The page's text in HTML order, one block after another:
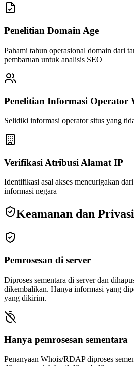
Penelitian Domain Age
Pahami tahun operasional domain dari
pembaruan untuk analisis SEO
Penelitian Informasi Operator
Selidiki informasi operator situs yang
Verifikasi Atribusi Alamat IP
Identifikasi asal akses mencurigakan
informasi negara
Keamanan dan Privasi
Pemrosesan di server
Diproses sementara di server dan
dikembalikan. Hanya informasi yang
yang dikirim.
Hanya pemrosesan sementara
Penanyaan Whois/RDAP diproses